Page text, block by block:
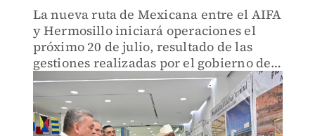
La nueva ruta de Mexicana entre el AIFA
y Hermosillo iniciará operaciones el
próximo 20 de julio, resultado de las
gestiones realizadas por el gobierno de
Sonora.